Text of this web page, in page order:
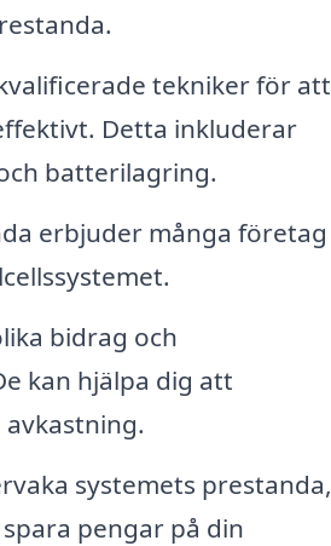
tekniker för att
Detta inkluderar
batterilagring.
erbjuder många företag
bidrag och
kan hjälpa dig att
systemets prestanda,
pengar på din